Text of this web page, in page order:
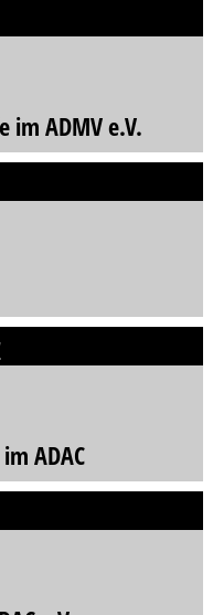
im ADMV e.V.
ADAC